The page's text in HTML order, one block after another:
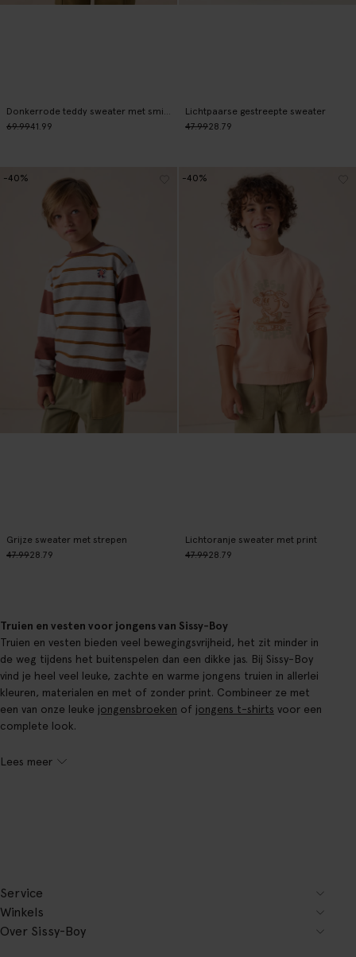
Donkerrode teddy sweater met smileys
69.9941.99
Lichtpaarse gestreepte sweater
47.9928.79
Grijze sweater met strepen
47.9928.79
-40%
Lichtoranje sweater met print
47.9928.79
-40%
Truien en vesten voor jongens van Sissy-Boy
Truien en vesten bieden veel bewegingsvrijheid, het zit minder in
de weg tijdens het buitenspelen dan een dikke jas. Bij Sissy-Boy
vind je heel veel leuke, zachte en warme jongens truien in allerlei
kleuren, materialen en met of zonder print. Combineer ze met
een van onze leuke jongensbroeken of jongens t-shirts voor een
complete look.
Lees meer
Service
Winkels
Over Sissy-Boy